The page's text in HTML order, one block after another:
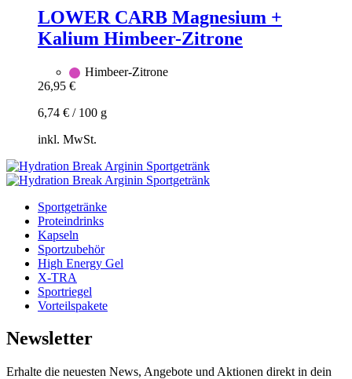
hinzufügen
LOWER CARB Magnesium +
Kalium Himbeer-Zitrone
Himbeer-Zitrone
26,95 €
6,74 € / 100 g
inkl. MwSt.
Zum
Warenkorb
Sportgetränke
Proteindrinks
Kapseln
Sportzubehör
High Energy Gel
X-TRA
Sportriegel
Vorteilspakete
Newsletter
Erhalte die neuesten News, Angebote und Aktionen direkt in dein